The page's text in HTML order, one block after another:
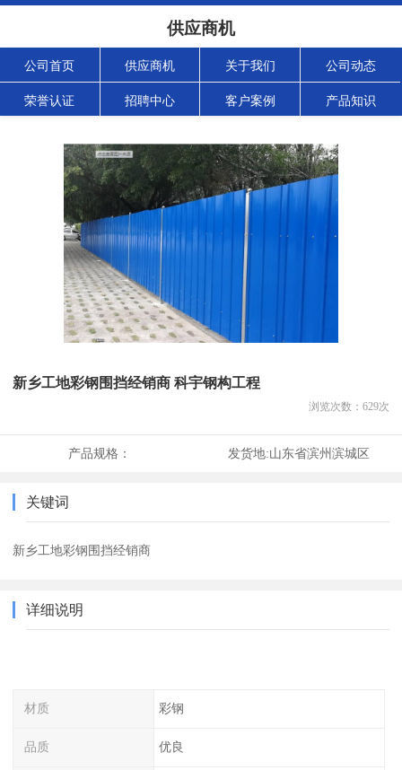
供应商机
公司首页 供应商机 关于我们 公司动态
荣誉认证 招聘中心 客户案例 产品知识
新乡工地彩钢围挡经销商 科宇钢构工程
浏览次数： 629次
产品规格： 发货地:山东省滨州滨城区
关键词
新乡工地彩钢围挡经销商
详细说明
材质 彩钢
品质 优良